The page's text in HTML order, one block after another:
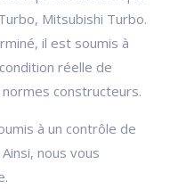
Mitsubishi Turbo.
il est soumis à
réelle de
constructeurs.
à un contrôle de
nous vous